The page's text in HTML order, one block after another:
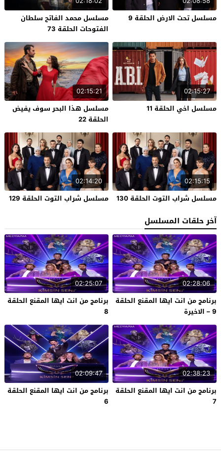
مسلسل تحت الارض الحلقة 9
مسلسل محمد الفاتح سلطان
الفتوحات الحلقة 73
02:15:27
مسلسل اخي الحلقة 11
02:15:21
مسلسل هذا البحر سوف يفيض
الحلقة 22
02:15:15
مسلسل شراب التوت الحلقة 130
02:14:20
مسلسل شراب التوت الحلقة 129
آخر حلقات المسلسل
02:28:06
برنامج من انت ايها المقنع الحلقة
9 – الاخيرة
02:25:07
برنامج من انت ايها المقنع الحلقة
8
02:38:23
برنامج من انت ايها المقنع الحلقة
7
02:09:47
برنامج من انت ايها المقنع الحلقة
6